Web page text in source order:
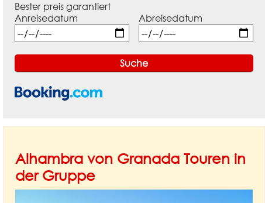
Bester preis garantiert
Anreisedatum
Abreisedatum
Alhambra von Granada Touren in
der Gruppe